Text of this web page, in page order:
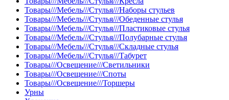
Товары///Мебель///Стулья///Наборы стульев
Товары///Мебель///Стулья///Обеденные стулья
Товары///Мебель///Стулья///Пластиковые стулья
Товары///Мебель///Стулья///Полубарные стулья
Товары///Мебель///Стулья///Складные стулья
Товары///Мебель///Стулья///Табурет
Товары///Освещение///Светильники
Товары///Освещение///Споты
Товары///Освещение///Торшеры
Урны